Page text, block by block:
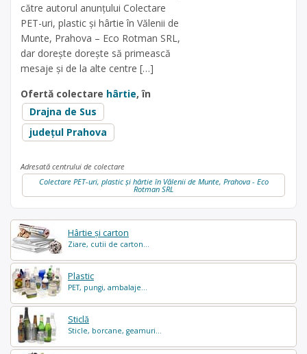
Hârtie și carton
Ziare, cutii de carton...
Plastic
PET, pungi, ambalaje...
Sticlă
Sticle, borcane, geamuri...
către autorul anunțului Colectare
PET-uri, plastic și hârtie în Vălenii de
Munte, Prahova – Eco Rotman SRL,
dar dorește dorește să primească
mesaje și de la alte centre […]
Ofertă colectare hârtie, în
Drajna de Sus
județul Prahova
Adresată centrului de colectare
Colectare PET-uri, plastic și hârtie în Vălenii de Munte, Prahova - Eco
Rotman SRL